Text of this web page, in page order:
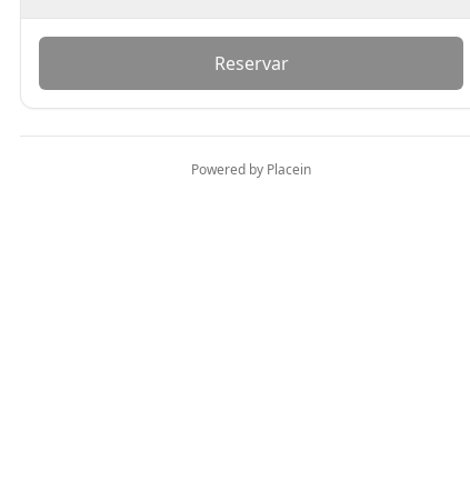
Reservar
Powered by Placein